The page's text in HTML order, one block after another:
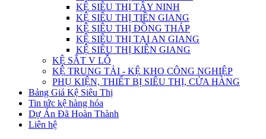
KỆ SIÊU THỊ TÂY NINH
KỆ SIÊU THỊ TIỀN GIANG
KỆ SIÊU THỊ ĐỒNG THÁP
KỆ SIÊU THỊ TẠI AN GIANG
KỆ SIÊU THỊ KIÊN GIANG
KỆ SẮT V LỖ
KỆ TRUNG TẢI - KỆ KHO CÔNG NGHIỆP
PHỤ KIỆN, THIẾT BỊ SIÊU THỊ, CỬA HÀNG
Bảng Giá Kệ Siêu Thị
Tin tức kệ hàng hóa
Dự Án Đã Hoàn Thành
Liên hệ